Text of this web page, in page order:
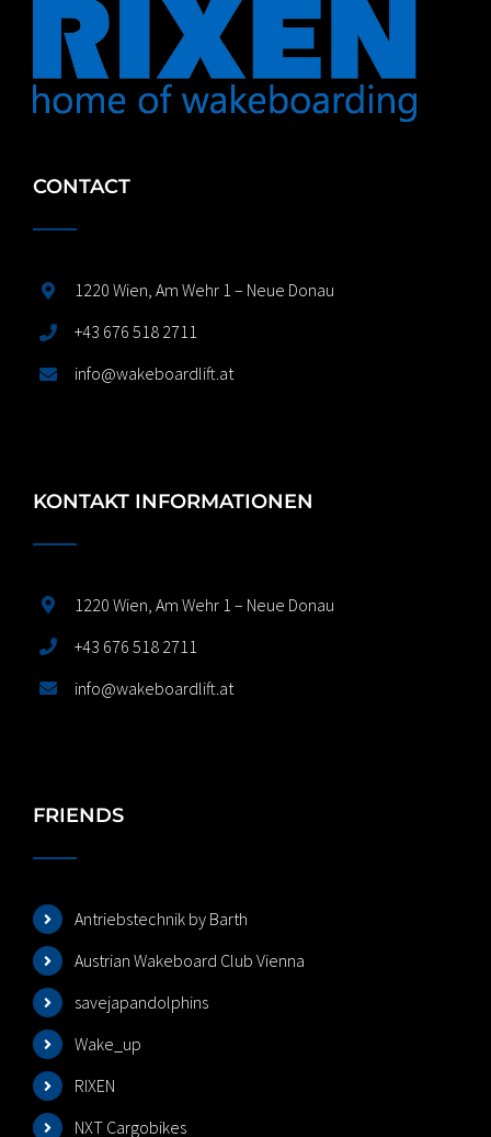
CONTACT
1220 Wien, Am Wehr 1 – Neue Donau
+43 676 518 2711
info@wakeboardlift.at
KONTAKT INFORMATIONEN
1220 Wien, Am Wehr 1 – Neue Donau
+43 676 518 2711
info@wakeboardlift.at
FRIENDS
Antriebstechnik by Barth
Austrian Wakeboard Club Vienna
savejapandolphins
Wake_up
RIXEN
NXT Cargobikes